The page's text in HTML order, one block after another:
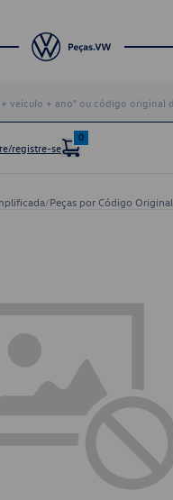
registre-se
0
/Peças por Código Original